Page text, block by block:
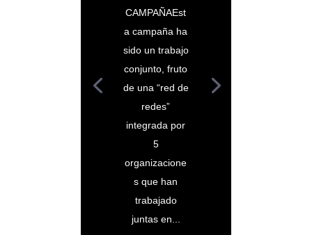
CAMPAÑAEst
a campaña ha
sido un trabajo
conjunto, fruto
de una “red de
redes”
integrada por
5
organizacione
s que han
trabajado
juntas en...